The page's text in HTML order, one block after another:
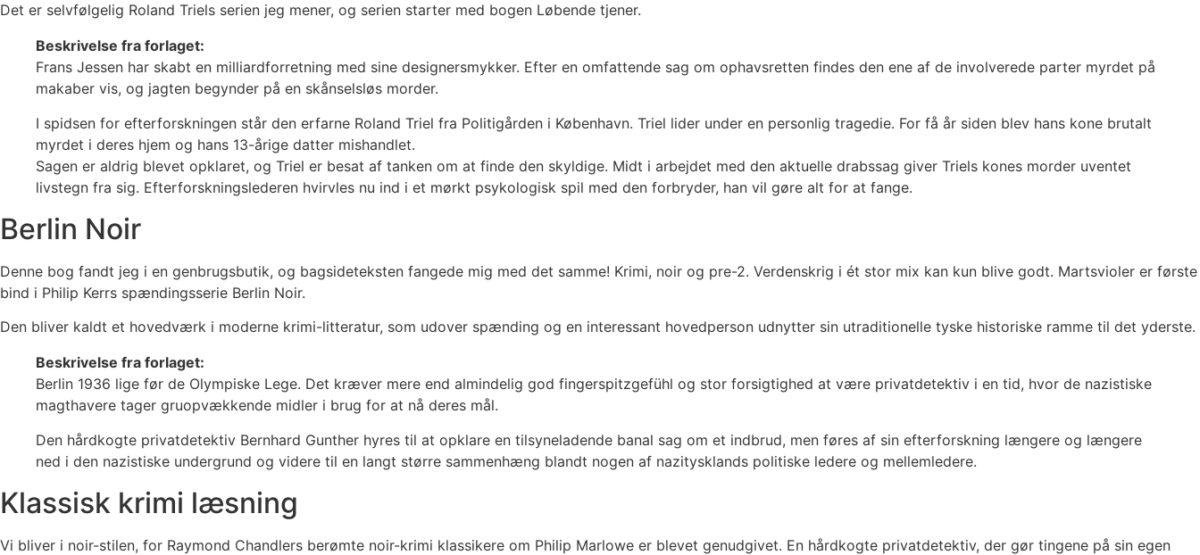
Det er selvfølgelig Roland Triels serien jeg mener, og serien starter med bogen Løbende tjener.
Beskrivelse fra forlaget:
Frans Jessen har skabt en milliardforretning med sine designersmykker. Efter en omfattende sag om ophavsretten findes den ene af de involverede parter myrdet på
makaber vis, og jagten begynder på en skånselsløs morder.
I spidsen for efterforskningen står den erfarne Roland Triel fra Politigården i København. Triel lider under en personlig tragedie. For få år siden blev hans kone brutalt
myrdet i deres hjem og hans 13-årige datter mishandlet.
Sagen er aldrig blevet opklaret, og Triel er besat af tanken om at finde den skyldige. Midt i arbejdet med den aktuelle drabssag giver Triels kones morder uventet
livstegn fra sig. Efterforskningslederen hvirvles nu ind i et mørkt psykologisk spil med den forbryder, han vil gøre alt for at fange.
Berlin Noir
Denne bog fandt jeg i en genbrugsbutik, og bagsideteksten fangede mig med det samme! Krimi, noir og pre-2. Verdenskrig i ét stor mix kan kun blive godt. Martsvioler er første
bind i Philip Kerrs spændingsserie Berlin Noir.
Den bliver kaldt et hovedværk i moderne krimi-litteratur, som udover spænding og en interessant hovedperson udnytter sin utraditionelle tyske historiske ramme til det yderste.
Beskrivelse fra forlaget:
Berlin 1936 lige før de Olympiske Lege. Det kræver mere end almindelig god fingerspitzgefühl og stor forsigtighed at være privatdetektiv i en tid, hvor de nazistiske
magthavere tager gruopvækkende midler i brug for at nå deres mål.
Den hårdkogte privatdetektiv Bernhard Gunther hyres til at opklare en tilsyneladende banal sag om et indbrud, men føres af sin efterforskning længere og længere
ned i den nazistiske undergrund og videre til en langt større sammenhæng blandt nogen af nazitysklands politiske ledere og mellemledere.
Klassisk krimi læsning
Vi bliver i noir-stilen, for Raymond Chandlers berømte noir-krimi klassikere om Philip Marlowe er blevet genudgivet. En hårdkogte privatdetektiv, der gør tingene på sin egen